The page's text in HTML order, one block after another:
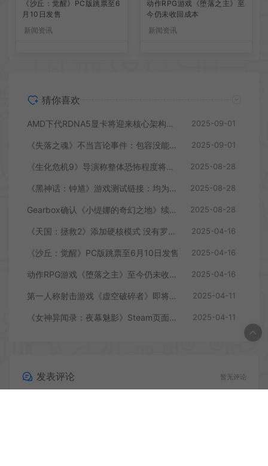
《沙丘：觉醒》PC版跳票至6
月10日发售
新闻资讯
动作RPG游戏《堕落之主》至
今仍未收回成本
新闻资讯
猜你喜欢
AMD下代RDNA5显卡将迎来核心架构大幅升级 2025-09-01
《失落之魂》不当言论事件：包容没能消解过激言论 2025-09-01
《生化危机9》导演称整体恐怖程度将进一步提升 2025-08-28
《黑神话：钟馗》游戏测试链接：均为骗子 2025-08-28
Gearbox确认《小缇娜的奇幻之地》续作正在开发中 2025-08-28
《天国：拯救2》添加硬核模式 没有罗盘和快速旅行 2025-04-16
《沙丘：觉醒》PC版跳票至6月10日发售 2025-04-16
动作RPG游戏《堕落之主》至今仍未收回成本 2025-04-16
第一人称射击游戏《虚空破碎者》即将多平台上线 2025-04-11
《女神异闻录：夜幕魅影》Steam页面上线 2025-04-11
发表评论 暂无评论